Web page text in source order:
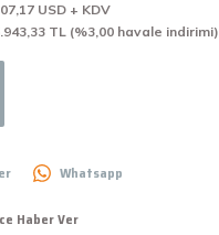
USD + KDV
TL (%3,00 havale indirimi)
Whatsapp
Haber Ver